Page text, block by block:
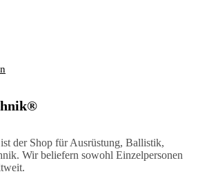
der Shop für Ausrüstung, Ballistik,
Wir beliefern sowohl Einzelpersonen